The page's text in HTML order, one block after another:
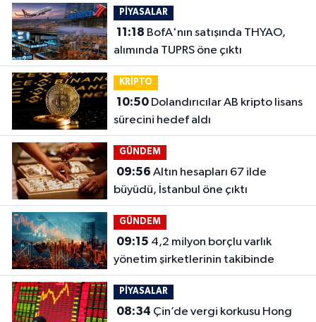
PİYASALAR
11:18
alımında TUPRS öne çıktı
KRİPTO
10:50Dolandırıcılar AB kripto lisans
sürecini hedef aldı
GÜNDEM
09:56
büyüdü, İstanbul öne çıktı
GÜNDEM
09:15
yönetim şirketlerinin takibinde
PİYASALAR
08:34